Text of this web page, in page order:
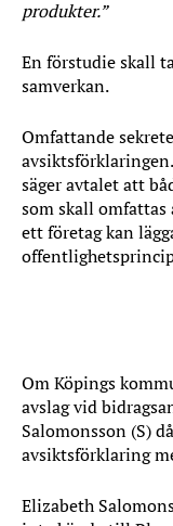
produkter.”
En förstudie skall
samverkan.
Omfattande
säger avtalet att
som skall
ett företag kan
Om Köpings
avslag vid
Salomonsson (S)
avsiktsförklaring
Elizabeth